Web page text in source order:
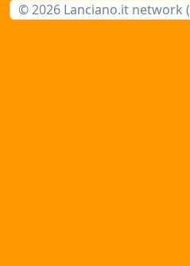
© 2026 Lanciano.it network (